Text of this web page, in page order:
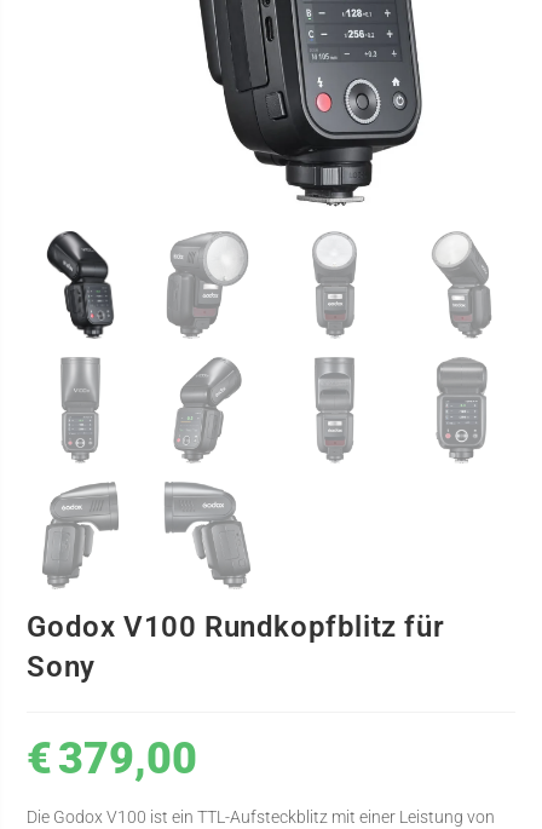
Godox V100 Rundkopfblitz für
Sony
€379,00
Die Godox V100 ist ein TTL-Aufsteckblitz mit einer Leistung von